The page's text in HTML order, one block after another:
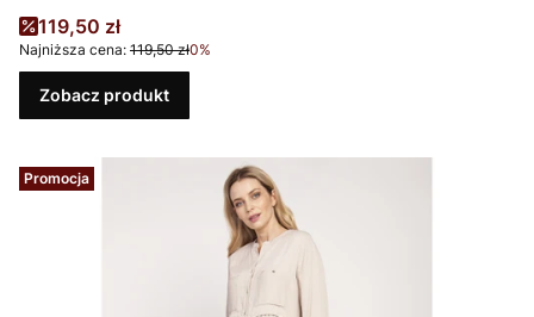
Cena promocyjna
119,50 zł
Najniższa cena: 119,50 zł0%
Zobacz produkt
Promocja